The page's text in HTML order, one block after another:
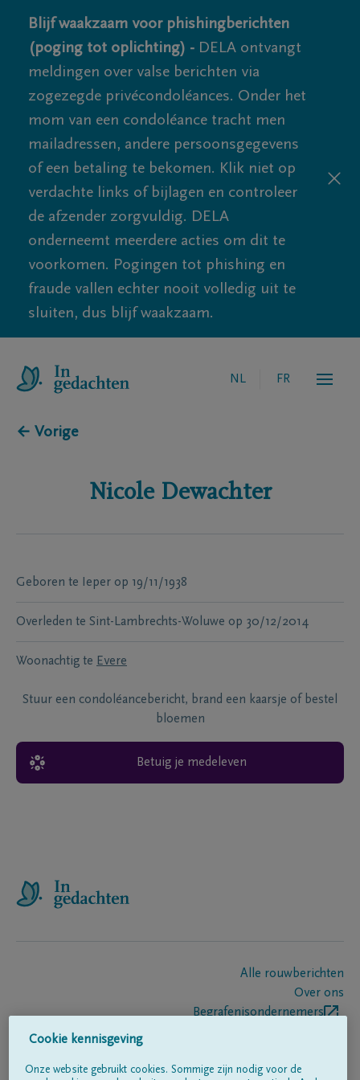
Blijf waakzaam voor phishingberichten
(poging tot oplichting) - DELA ontvangt
meldingen over valse berichten via
zogezegde privécondoléances. Onder het
mom van een condoléance tracht men
mailadressen, andere persoonsgegevens
of een betaling te bekomen. Klik niet op
verdachte links of bijlagen en controleer
de afzender zorgvuldig. DELA
onderneemt meerdere acties om dit te
voorkomen. Pogingen tot phishing en
fraude vallen echter nooit volledig uit te
sluiten, dus blijf waakzaam.
NL FR
← Vorige
Nicole Dewachter
Geboren te Ieper op 19/11/1938
Overleden te Sint-Lambrechts-Woluwe op 30/12/2014
Woonachtig te Evere
Stuur een condoléancebericht, brand een kaarsje of bestel
bloemen
Betuig je medeleven
Alle rouwberichten
Over ons
Begrafenisondernemers
Cookie kennisgeving
Onze website gebruikt cookies. Sommige zijn nodig voor de